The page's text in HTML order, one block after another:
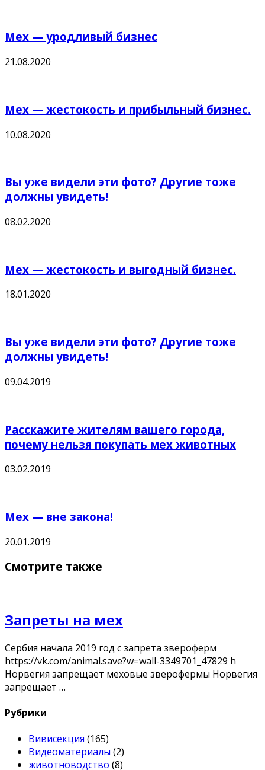
Мех — уродливый бизнес
21.08.2020
Мех — жестокость и прибыльный бизнес.
10.08.2020
Вы уже видели эти фото? Другие тоже
должны увидеть!
08.02.2020
Мех — жестокость и выгодный бизнес.
18.01.2020
Вы уже видели эти фото? Другие тоже
должны увидеть!
09.04.2019
Расскажите жителям вашего города,
почему нельзя покупать мех животных
03.02.2019
Мех — вне закона!
20.01.2019
Смотрите также
Запреты на мех
Сербия начала 2019 год с запрета звероферм
https://vk.com/animal.save?w=wall-3349701_47829 h
Норвегия запрещает меховые зверофермы Норвегия
запрещает …
Рубрики
Вивисекция (165)
Видеоматериалы (2)
животноводство (8)